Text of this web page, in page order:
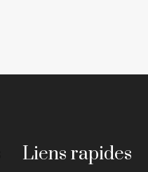
Liens rapides